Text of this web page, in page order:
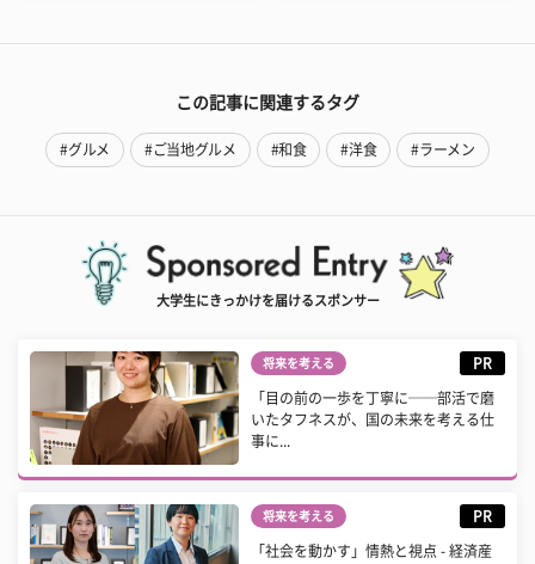
この記事に関連するタグ
#グルメ #ご当地グルメ #和食 #洋食 #ラーメン
大学生にきっかけを届けるスポンサー
将来を考える PR
「目の前の一歩を丁寧に──部活で磨
いたタフネスが、国の未来を考える仕
事に...
将来を考える PR
「社会を動かす」情熱と視点 - 経済産